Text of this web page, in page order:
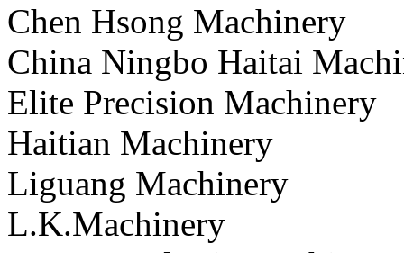
Chen Hsong Machinery
China Ningbo Haitai
Elite Precision Machinery
Haitian Machinery
Liguang Machinery
L.K.Machinery